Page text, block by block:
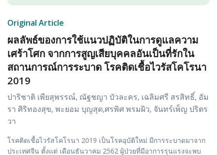
Original Article
ผลลัพธ์ของการใช้แนวปฏิบัติในการดูแลความ
เศร้าโศก จากการสูญเสียบุคคลอันเป็นที่รักใน
สถานการณ์การระบาด โรคติดเชื้อไวรัสโคโรนา
2019
ปาริชาติ เพียสุพรรณ์, ณัฐชญา บัวละคร, เฉลิมศรี สรสิทธิ์, อัม
รา ศิริทองสุข, พะยอม บุญสุด,ศรพิศ พรมผิว, จันทร์เพ็ญ ปริตร
วา
โรคติดเชื้อไวรัสโคโรนา 2019 เป็นโรคอุบัติใหม่ มีการระบาดมาจาก
ประเทศจีน ตั้งแต่ เดือนธันวาคม 2562 ผู้ป่วยที่มีอาการรุนแรงจะพบ